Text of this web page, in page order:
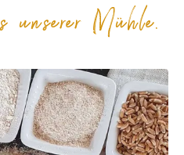
unserer Mühle.